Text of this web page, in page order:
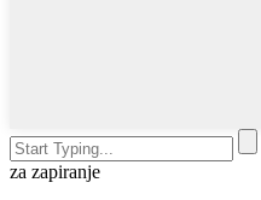
za zapiranje